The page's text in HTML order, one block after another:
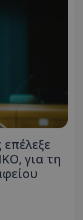
για τη